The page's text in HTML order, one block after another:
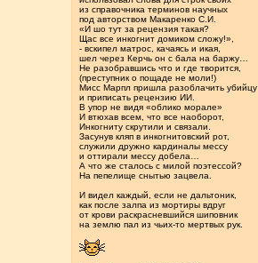
из справочника терминов научных
под авторством Макаренко С.И.
«И шо тут за рецензия такая?
Щас все инкогнит домиком сложу!»,
- вскипел матрос, качаясь и икая,
шел через Керчь он с бала на баржу…
Не разобравшись что и где творится,
(преступник о пощаде не моли!)
Мисс Марпл пришла разоблачить убийцу
и приписать рецензию ИИ.
В упор не видя «облико морале»
И втюхав всем, что все наоборот,
Инкогниту скрутили и связали.
Засунув кляп в инкогнитовский рот,
служили дружно кардиналы мессу
и оттирали мессу добела…
А что же сталось с милой поэтессой?
На пепелище снытью зацвела.
И видел каждый, если не дальтоник,
как после залпа из мортиры вдруг
от крови раскрасневшийся шиповник
на землю пал из чьих-то мертвых рук.